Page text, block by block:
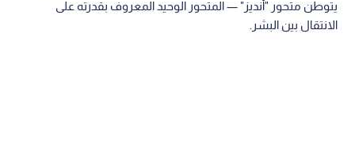
يتوطن متحور "أنديز" — المتحور الوحيد المعروف بقدرته على
الانتقال بين البشر.